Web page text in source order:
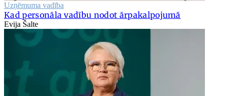
Uzņēmuma vadība
Kad personāla vadību nodot ārpakalpojumā
Evija Šalte